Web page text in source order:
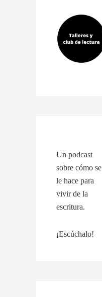
Un podcast
sobre cómo se
le hace para
vivir de la
escritura.
¡Escúchalo!